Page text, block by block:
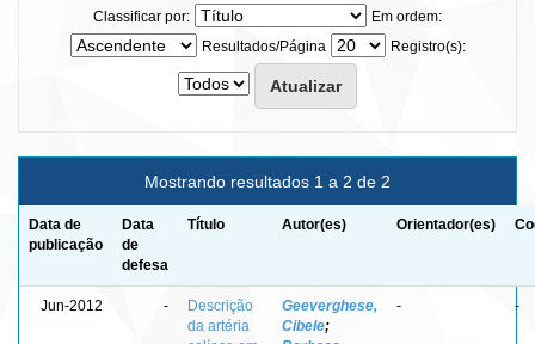
Classificar por:
Em ordem:
Resultados/Página
Registro(s):
Mostrando resultados 1 a 2 de 2
Data de
publicação
Data
de
defesa
Título Autor(es) Orientador(es)
Jun-2012 -
Descrição
da artéria
Geeverghese,
Cibele;
- -